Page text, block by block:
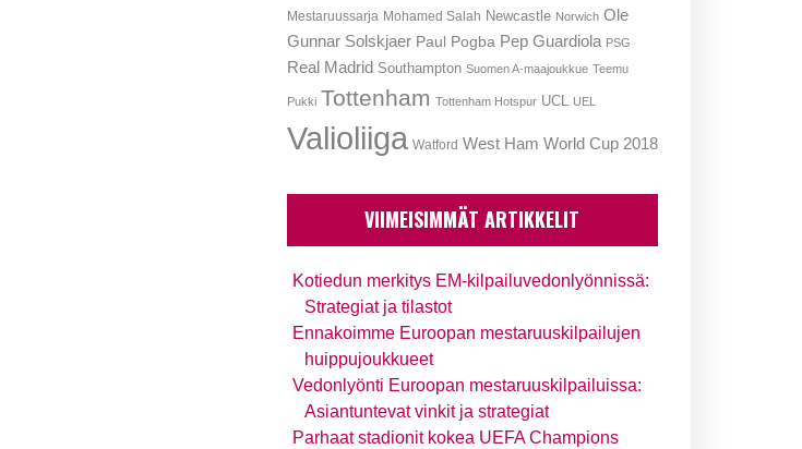
Mestaruussarja Mohamed Salah Newcastle Norwich Ole
Gunnar Solskjaer Paul Pogba Pep Guardiola PSG
Real Madrid Southampton Suomen A-maajoukkue Teemu
Pukki Tottenham Tottenham Hotspur UCL UEL
Valioliiga Watford West Ham World Cup 2018
VIIMEISIMMÄT ARTIKKELIT
Kotiedun merkitys EM-kilpailuvedonlyönnissä:
Strategiat ja tilastot
Ennakoimme Euroopan mestaruuskilpailujen
huippujoukkueet
Vedonlyönti Euroopan mestaruuskilpailuissa:
Asiantuntevat vinkit ja strategiat
Parhaat stadionit kokea UEFA Champions